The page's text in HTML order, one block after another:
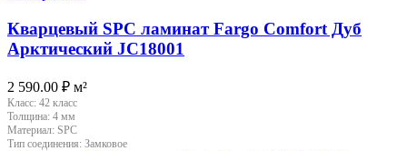
Кварцевый SPC ламинат Fargo Comfort Дуб
Арктический JC18001
2 590.00 ₽ м²
Класс: 42 класс
Толщина: 4 мм
Материал: SPC
Тип соединения: Замковое